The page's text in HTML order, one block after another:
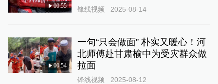
00:55 锋线视频 2025-08-14
00:54
一句“只会做面” 朴实又暖心！河
北师傅赴甘肃榆中为受灾群众做
拉面
锋线视频 2025-08-12